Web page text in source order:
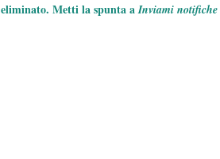
Metti la spunta aInviami notifiche